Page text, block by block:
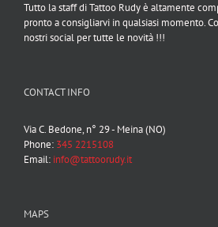
Tutto la staff di Tattoo Rudy è altamente
pronto a consigliarvi in qualsiasi momento.
nostri social per tutte le novità !!!
CONTACT INFO
Via C. Bedone, n° 29 - Meina (NO)
Phone: 345 2215108
Email: info@tattoorudy.it
MAPS